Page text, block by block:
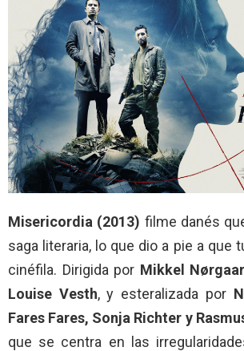
Misericordia (2013) filme danés
saga literaria, lo que dio a pie a que
cinéfila. Dirigida por Mikkel
Louise Vesth, y esteralizada por
Fares Fares, Sonja Richter y
que se centra en las